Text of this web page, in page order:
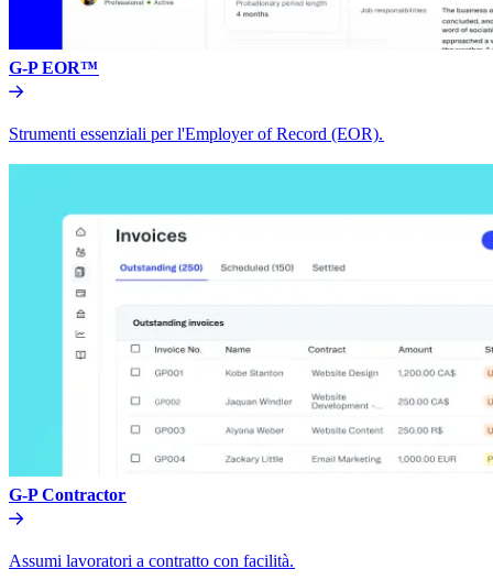
G-P EOR™​​
Strumenti essenziali per l'Employer of Record (EOR).​​
G-P Contractor​​
Assumi lavoratori a contratto con facilità.​​